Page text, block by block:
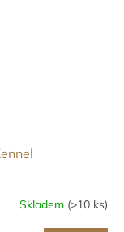
Skladem (>10 ks)